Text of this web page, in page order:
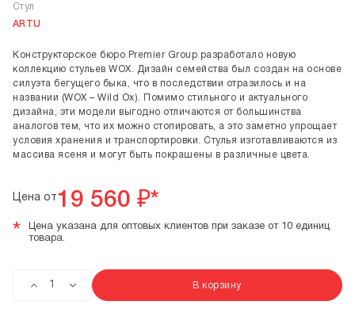
Cтул
ARTU
Конструкторское бюро Premier Group разработало новую
коллекцию стульев WOX. Дизайн семейства был создан на основе
силуэта бегущего быка, что в последствии отразилось и на
названии (WOX – Wild Ox). Помимо стильного и актуального
дизайна, эти модели выгодно отличаются от большинства
аналогов тем, что их можно стопировать, а это заметно упрощает
условия хранения и транспортировки. Стулья изготавливаются из
массива ясеня и могут быть покрашены в различные цвета.
Цена от 19 560 ₽*
*
Цена указана для оптовых клиентов при заказе от 10 единиц
товара.
В корзину